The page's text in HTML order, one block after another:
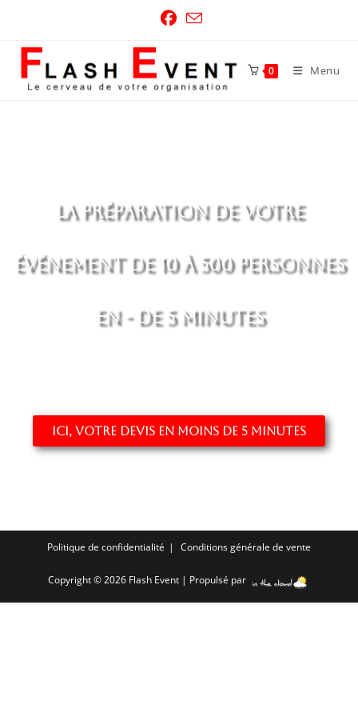
0 Menu
La préparation de votre
événement de 10 à 500 personnes
en - de 5 minutes
Ici, votre devis en moins de 5 minutes
Politique de confidentialité Conditions générale de vente
Copyright © 2026 Flash Event | Propulsé par